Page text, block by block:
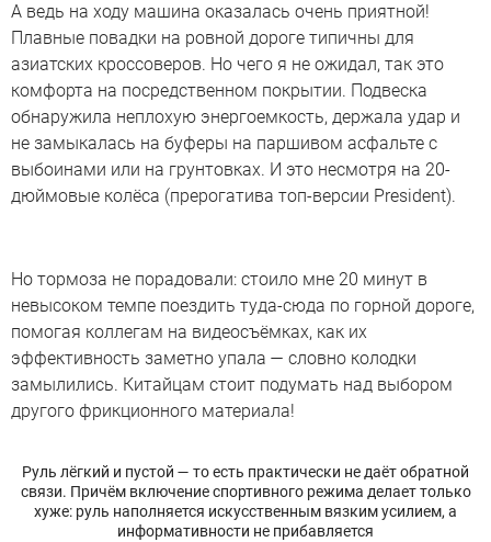
А ведь на ходу машина оказалась очень приятной!
Плавные повадки на ровной дороге типичны для
азиатских кроссоверов. Но чего я не ожидал, так это
комфорта на посредственном покрытии. Подвеска
обнаружила неплохую энергоемкость, держала удар и
не замыкалась на буферы на паршивом асфальте с
выбоинами или на грунтовках. И это несмотря на 20-
дюймовые колёса (прерогатива топ-версии President).
Но тормоза не порадовали: стоило мне 20 минут в
невысоком темпе поездить туда-сюда по горной дороге,
помогая коллегам на видеосъёмках, как их
эффективность заметно упала — словно колодки
замылились. Китайцам стоит подумать над выбором
другого фрикционного материала!
Руль лёгкий и пустой — то есть практически не даёт обратной
связи. Причём включение спортивного режима делает только
хуже: руль наполняется искусственным вязким усилием, а
информативности не прибавляется